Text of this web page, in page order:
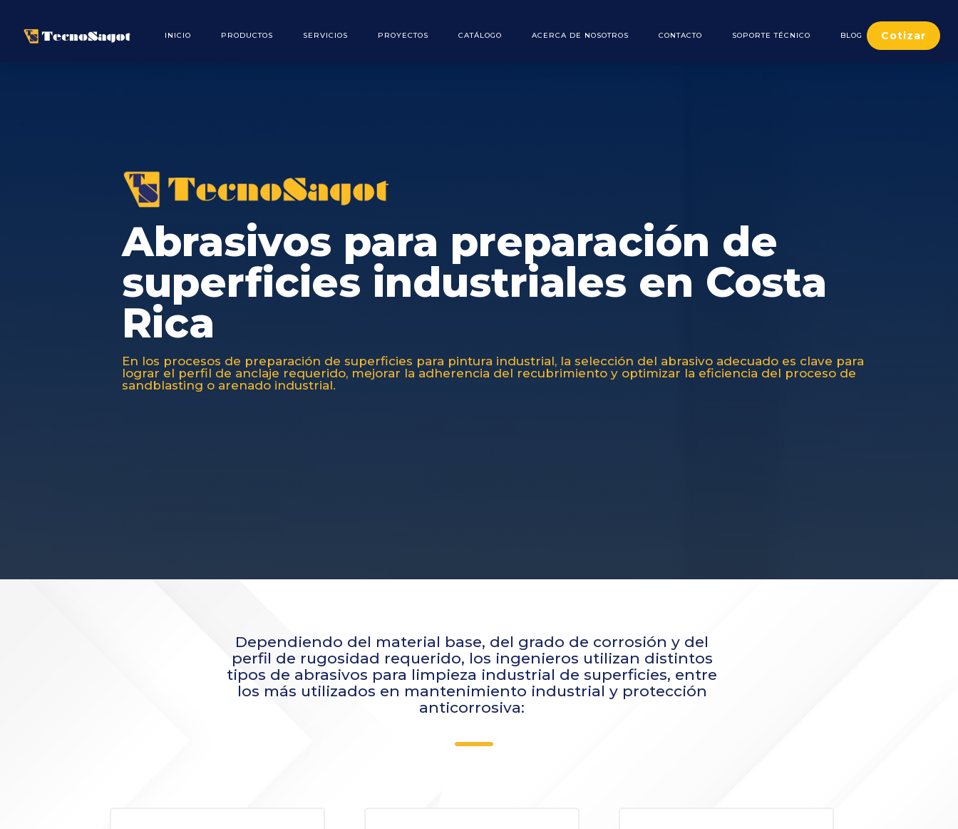
INICIO PRODUCTOS SERVICIOS PROYECTOS CATÁLOGO ACERCA DE NOSOTROS CONTACTO SOPORTE TÉCNICO BLOG Cotizar
Abrasivos para preparación de
superficies industriales en Costa
Rica
En los procesos de preparación de superficies para pintura industrial, la selección del abrasivo adecuado es clave para
lograr el perfil de anclaje requerido, mejorar la adherencia del recubrimiento y optimizar la eficiencia del proceso de
sandblasting o arenado industrial.
Dependiendo del material base, del grado de corrosión y del
perfil de rugosidad requerido, los ingenieros utilizan distintos
tipos de abrasivos para limpieza industrial de superficies, entre
los más utilizados en mantenimiento industrial y protección
anticorrosiva:
K